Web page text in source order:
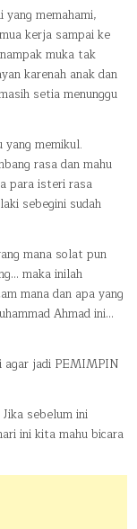
TAK
NAMPAK
memahami,
kerja sampai ke
muka tak
karenah anak dan
setia menunggu
memikul.
rasa dan mahu
para isteri rasa
sebegini sudah
mana solat pun
maka inilah
mana dan apa yang
Ahmad ini…
agar jadi PEMIMPIN
sebelum ini
ini kita mahu bicara